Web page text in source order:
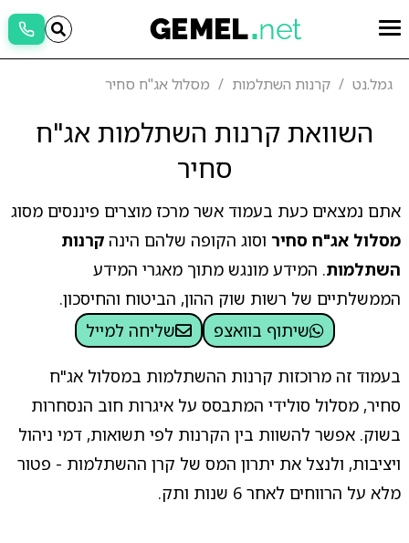
גמל.נט קרנות השתלמות מסלול אג"ח סחיר
השוואת קרנות השתלמות אג"ח
סחיר
אתם נמצאים כעת בעמוד אשר מרכז מוצרים פיננסים מסוג
מסלול אג"ח סחירוסוג הקופה שלהם הינה קרנות
השתלמות. המידע מונגש מתוך מאגרי המידע
הממשלתיים של רשות שוק ההון, הביטוח והחיסכון.
שיתוף בוואצפ
שליחה למייל
בעמוד זה מרוכזות קרנות ההשתלמות במסלול אג"ח
סחיר, מסלול סולידי המתבסס על איגרות חוב הנסחרות
בשוק. אפשר להשוות בין הקרנות לפי תשואות, דמי ניהול
ויציבות, ולנצל את יתרון המס של קרן ההשתלמות - פטור
מלא על הרווחים לאחר 6 שנות ותק.